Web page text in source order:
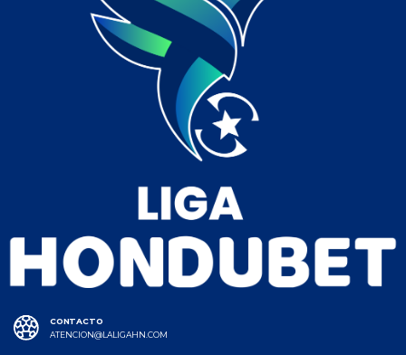
CONTACTO
ATENCION@LALIGAHN.COM